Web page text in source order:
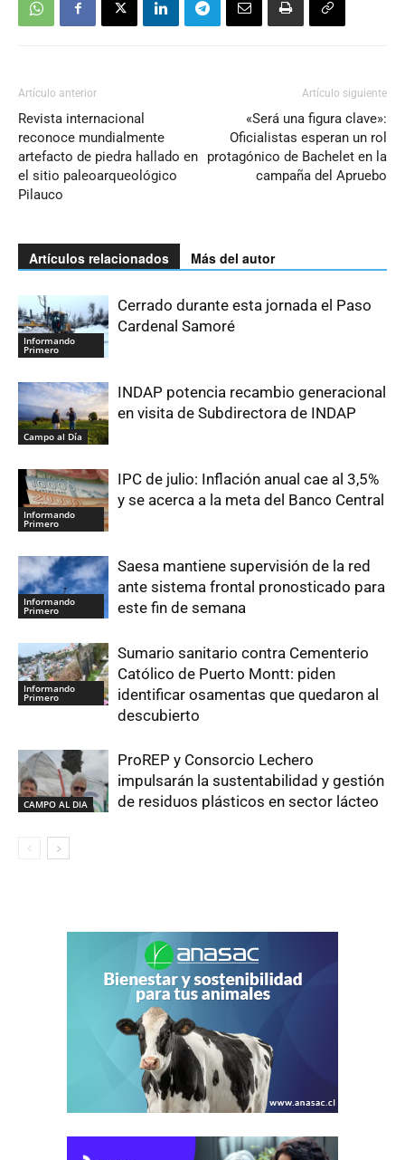
Artículo anterior
Revista internacional
reconoce mundialmente
artefacto de piedra hallado en
el sitio paleoarqueológico
Pilauco
Artículo siguiente
«Será una figura clave»:
Oficialistas esperan un rol
protagónico de Bachelet en la
campaña del Apruebo
Artículos relacionados Más del autor
Informando
Primero
Cerrado durante esta jornada el Paso
Cardenal Samoré
Campo al Día
INDAP potencia recambio generacional
en visita de Subdirectora de INDAP
Informando
Primero
IPC de julio: Inflación anual cae al 3,5%
y se acerca a la meta del Banco Central
Informando
Primero
Saesa mantiene supervisión de la red
ante sistema frontal pronosticado para
este fin de semana
Informando
Primero
Sumario sanitario contra Cementerio
Católico de Puerto Montt: piden
identificar osamentas que quedaron al
descubierto
CAMPO AL DIA
ProREP y Consorcio Lechero
impulsarán la sustentabilidad y gestión
de residuos plásticos en sector lácteo